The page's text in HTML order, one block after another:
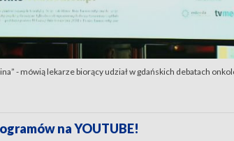
- mówią lekarze biorący udział w gdańskich debatach
na YOUTUBE!